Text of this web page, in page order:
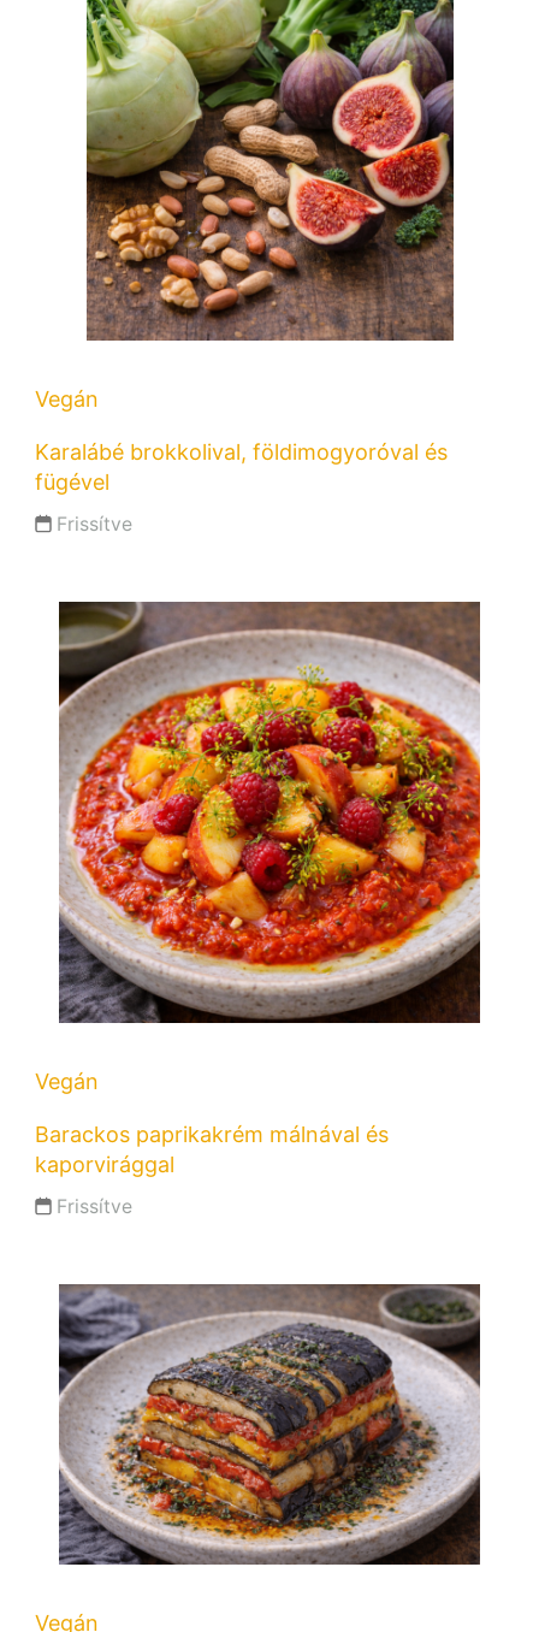
Vegán
Karalábé brokkolival, földimogyoróval és
fügével
Frissítve
Vegán
Barackos paprikakrém málnával és
kaporvirággal
Frissítve
Vegán